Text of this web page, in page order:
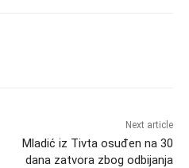
Next article
Mladić iz Tivta osuđen na 30
dana zatvora zbog odbijanja